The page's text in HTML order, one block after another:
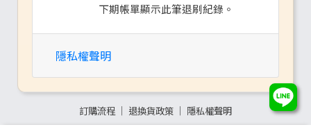
下期帳單顯示此筆退刷紀錄。
隱私權聲明
訂購流程 │ 退換貨政策 │ 隱私權聲明